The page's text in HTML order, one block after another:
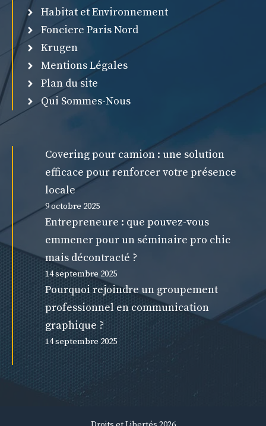
Habitat et Environnement
Fonciere Paris Nord
Krugen
Mentions Légales
Plan du site
Qui Sommes-Nous
Covering pour camion : une solution
efficace pour renforcer votre présence
locale
9 octobre 2025
Entrepreneure : que pouvez-vous
emmener pour un séminaire pro chic
mais décontracté ?
14 septembre 2025
Pourquoi rejoindre un groupement
professionnel en communication
graphique ?
14 septembre 2025